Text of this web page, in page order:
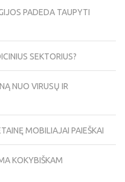
PADEDA TAUPYTI
SEKTORIUS?
NUO VIRUSŲ IR
MOBILIAJAI PAIEŠKAI
KOKYBIŠKAM